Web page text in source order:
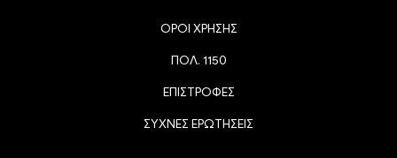
ΟΡΟΙ ΧΡΗΣΗΣ
ΠΟΛ. 1150
ΕΠΙΣΤΡΟΦΕΣ
ΣΥΧΝΕΣ ΕΡΩΤΗΣΕΙΣ